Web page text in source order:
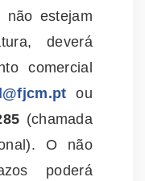
não estejam
deverá
comercial
ou
(chamada
O não
poderá